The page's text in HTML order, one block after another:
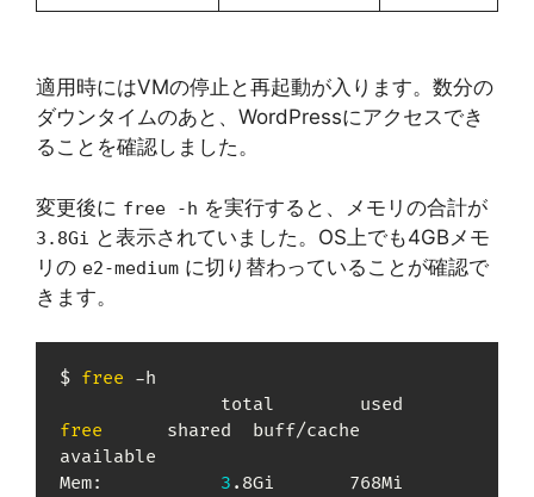
適用時にはVMの停止と再起動が入ります。数分の
ダウンタイムのあと、WordPressにアクセスでき
ることを確認しました。
変更後に free -h を実行すると、メモリの合計が
3.8Gi
と表示されていました。OS上でも4GBメモ
リの e2-medium に切り替わっていることが確認で
きます。
$ free -h
free
      shared  buff/cache
available
Mem: 3